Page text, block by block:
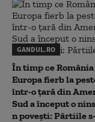
GANDUL.RO
În timp ce
Europa fierb la
într-o țară din
Sud a început o
n povești: Pârtiile